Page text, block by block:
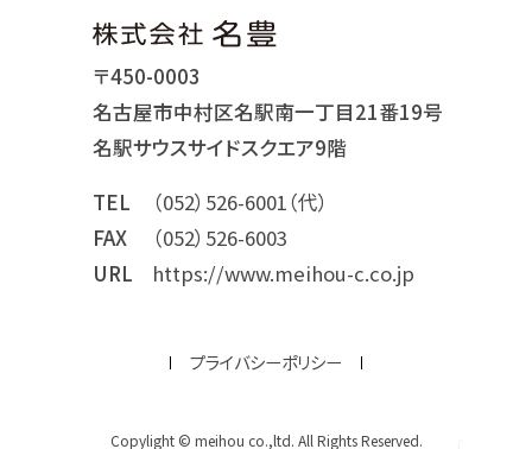
〒450-0003
名古屋市中村区名駅南一丁目21番19号
名駅サウスサイドスクエア9階
TEL
（052）526-6001（代）
FAX
（052）526-6003
URL
https://www.meihou-c.co.jp
プライバシーポリシー
Copylight © meihou co.,ltd. All Rights Reserved.